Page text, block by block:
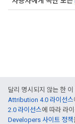
달리 명시되지 않는 한
Attribution 4.0 라이선스
2.0 라이선스에 따라 라
Developers 사이트 정책